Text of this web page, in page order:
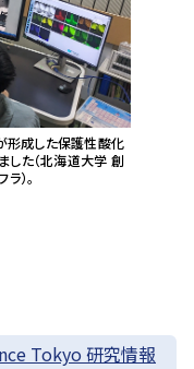
形成した保護性酸化
した（北海道大学 創
）。
Tokyo 研究情報